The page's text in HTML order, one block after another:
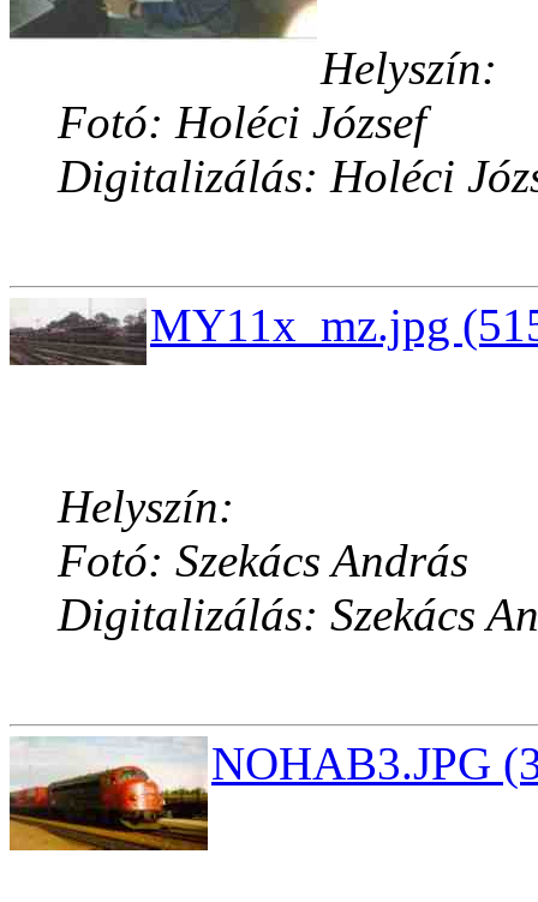
Helyszín:
Fotó: Holéci József
Digitalizálás: Holéci
MY11x_mz.jpg
Helyszín:
Fotó: Szekács András
Digitalizálás: Szekács
NOHAB3.JPG